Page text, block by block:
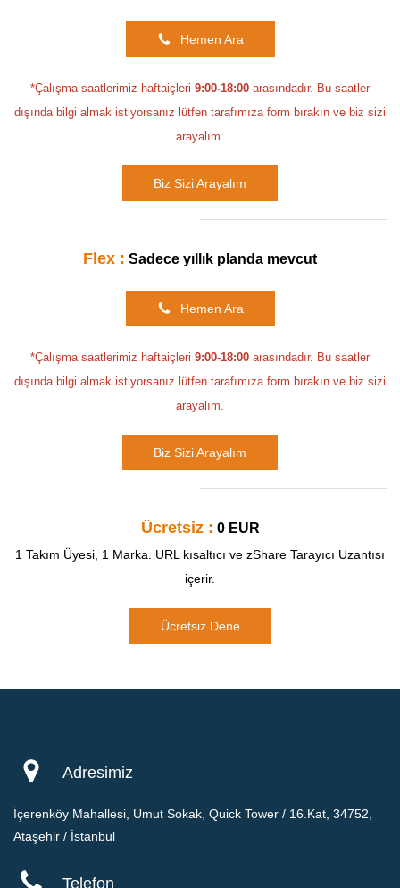
Hemen Ara
*Çalışma saatlerimiz haftaiçleri 9:00-18:00 arasındadır. Bu saatler
dışında bilgi almak istiyorsanız lütfen tarafımıza form bırakın ve biz sizi
arayalım.
Biz Sizi Arayalım
Flex : Sadece yıllık planda mevcut
Hemen Ara
*Çalışma saatlerimiz haftaiçleri 9:00-18:00 arasındadır. Bu saatler
dışında bilgi almak istiyorsanız lütfen tarafımıza form bırakın ve biz sizi
arayalım.
Biz Sizi Arayalım
Ücretsiz : 0 EUR
1 Takım Üyesi, 1 Marka. URL kısaltıcı ve zShare Tarayıcı Uzantısı
içerir.
Ücretsiz Dene
Adresimiz
İçerenköy Mahallesi, Umut Sokak, Quick Tower / 16.Kat, 34752,
Ataşehir / İstanbul
Telefon